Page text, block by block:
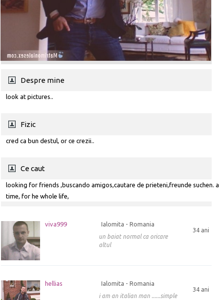
Despre mine
look at pictures..
Fizic
cred ca bun destul, or ce crezii..
Ce caut
looking for friends ,buscando amigos,cautare de prieteni,freunde suchen.
time, for he whole life,
viva999
34 ani
Ialomita - Romania
un baiat normal ca oricare
altul
hellias
34 ani
Ialomita - Romania
i am an italian man ......simple